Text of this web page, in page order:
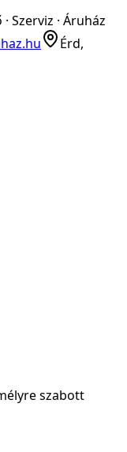
Szerviz · Áruház
Érd,
szabott